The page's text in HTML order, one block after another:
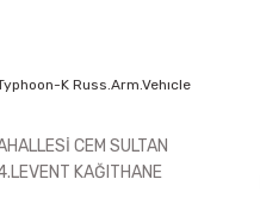
CEM SULTAN
KAĞITHANE